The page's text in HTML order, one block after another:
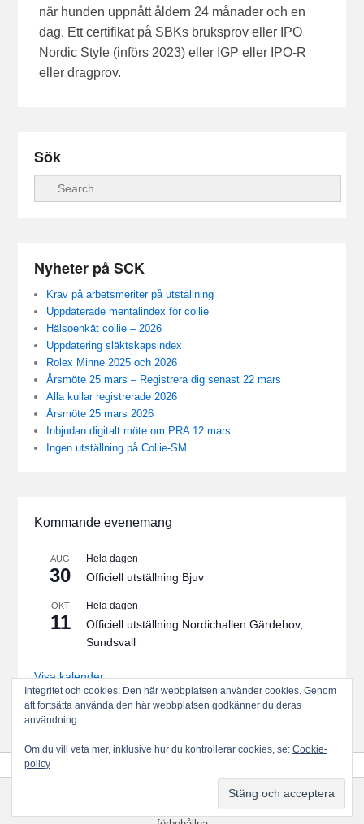
när hunden uppnått åldern 24 månader och en
dag. Ett certifikat på SBKs bruksprov eller IPO
Nordic Style (införs 2023) eller IGP eller IPO-R
eller dragprov.
Sök
Nyheter på SCK
Krav på arbetsmeriter på utställning
Uppdaterade mentalindex för collie
Hälsoenkät collie – 2026
Uppdatering släktskapsindex
Rolex Minne 2025 och 2026
Årsmöte 25 mars – Registrera dig senast 22 mars
Alla kullar registrerade 2026
Årsmöte 25 mars 2026
Inbjudan digitalt möte om PRA 12 mars
Ingen utställning på Collie-SM
Kommande evenemang
AUG
30
Hela dagen
Officiell utställning Bjuv
OKT
11
Hela dagen
Officiell utställning Nordichallen Gärdehov,
Sundsvall
Visa kalender
Integritet och cookies: Den här webbplatsen använder cookies. Genom
att fortsätta använda den här webbplatsen godkänner du deras
användning.
Om du vill veta mer, inklusive hur du kontrollerar cookies, se: Cookie-
policy
Svenska Collieklubben